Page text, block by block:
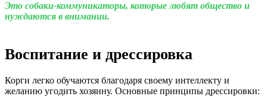
Это собаки-коммуникаторы, которые любят общество и
нуждаются в внимании.
Воспитание и дрессировка
Корги легко обучаются благодаря своему интеллекту и
желанию угодить хозяину. Основные принципы дрессировки: